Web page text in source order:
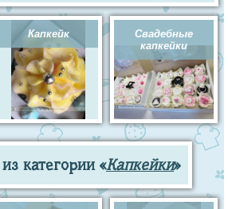
Капкейк
Свадебные
капкейки
категории «Капкейки»